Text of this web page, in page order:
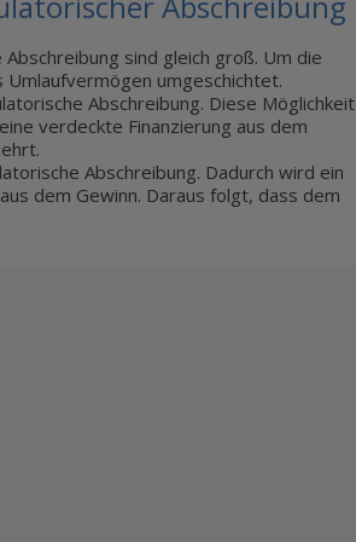
sind gleich groß. Um die
Umlaufvermögen umgeschichtet.
Abschreibung. Diese Möglichkeit
verdeckte Finanzierung aus dem
Abschreibung. Dadurch wird ein
dem Gewinn. Daraus folgt, dass dem